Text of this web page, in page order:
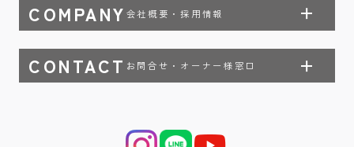
COMPANY 会社概要・採用情報
CONTACT お問合せ・オーナー様窓口